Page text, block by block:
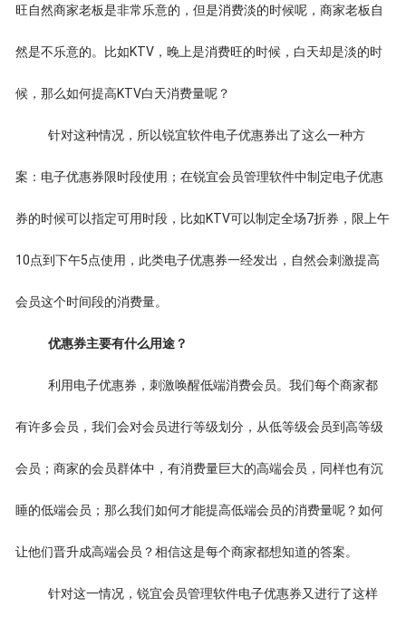
旺自然商家老板是非常乐意的，但是消费淡的时候呢，商家老板自
然是不乐意的。比如KTV，晚上是消费旺的时候，白天却是淡的时
候，那么如何提高KTV白天消费量呢？
针对这种情况，所以锐宜软件电子优惠券出了这么一种方
案：电子优惠券限时段使用；在锐宜会员管理软件中制定电子优惠
券的时候可以指定可用时段，比如KTV可以制定全场7折券，限上午
10点到下午5点使用，此类电子优惠券一经发出，自然会刺激提高
会员这个时间段的消费量。
优惠券主要有什么用途？
利用电子优惠券，刺激唤醒低端消费会员。我们每个商家都
有许多会员，我们会对会员进行等级划分，从低等级会员到高等级
会员；商家的会员群体中，有消费量巨大的高端会员，同样也有沉
睡的低端会员；那么我们如何才能提高低端会员的消费量呢？如何
让他们晋升成高端会员？相信这是每个商家都想知道的答案。
针对这一情况，锐宜会员管理软件电子优惠券又进行了这样